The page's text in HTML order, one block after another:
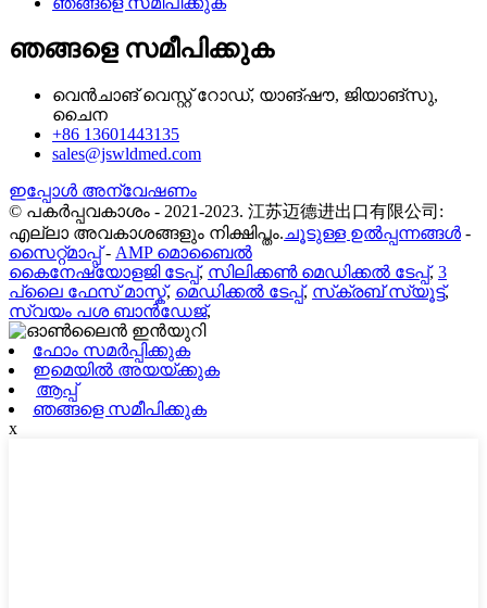
ഞങ്ങളെ സമീപിക്കുക
വെൻചാങ് വെസ്റ്റ് റോഡ്, യാങ്‌ഷൗ, ജിയാങ്‌സു,
ചൈന
+86 13601443135
sales@jswldmed.com
ഇപ്പോൾ അന്വേഷണം
© പകർപ്പവകാശം - 2021-2023. 江苏迈德进出口有限公司:
എല്ലാ അവകാശങ്ങളും നിക്ഷിപ്തം. ചൂടുള്ള ഉൽപ്പന്നങ്ങൾ -
സൈറ്റ്മാപ്പ്- AMP മൊബൈൽ
കൈനേഷ്യോളജി ടേപ്പ്, സിലിക്കൺ മെഡിക്കൽ ടേപ്പ്, 3
പ്ലൈ ഫേസ് മാസ്ക്, മെഡിക്കൽ ടേപ്പ്, സ്‌ക്രബ് സ്യൂട്ട്,
സ്വയം പശ ബാൻഡേജ്,
ഫോം സമർപ്പിക്കുക
ഇമെയിൽ അയയ്ക്കുക
ആപ്പ്
ഞങ്ങളെ സമീപിക്കുക
x